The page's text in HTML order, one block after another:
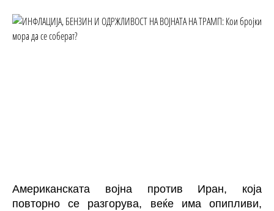
Американската војна против Иран, која
повторно се разгорува, веќе има опипливи,